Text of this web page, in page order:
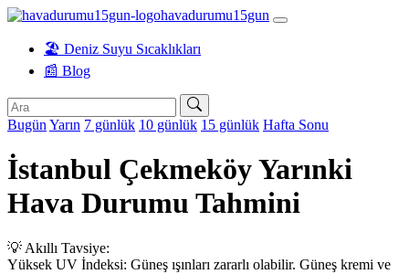
havadurumu15gun
🏖️ Deniz Suyu Sıcaklıkları
📰 Blog
Bugün Yarın 7 günlük 10 günlük 15 günlük Hafta Sonu
İstanbul Çekmeköy Yarınki
Hava Durumu Tahmini
💡 Akıllı Tavsiye:
Yüksek UV İndeksi: Güneş ışınları zararlı olabilir. Güneş kremi ve